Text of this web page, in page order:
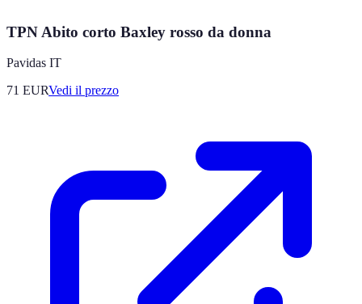
TPN Abito corto Baxley rosso da donna
Pavidas IT
71 EURVedi il prezzo